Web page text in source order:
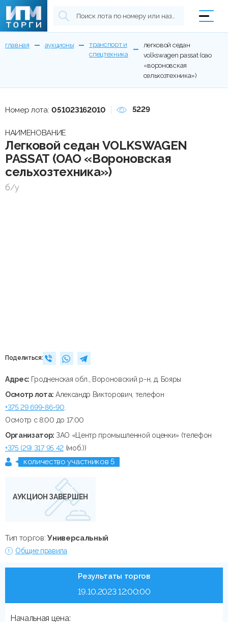
главная аукционы
транспорт и
спецтехника
легковой седан
volkswagen passat (оао
«вороновская
сельхозтехника»)
Поделиться:
Номер лота: 051023162010 5229
НАИМЕНОВАНИЕ
Легковой седан VOLKSWAGEN
PASSAT (ОАО «Вороновская
сельхозтехника»)
б/у
Адрес: Гродненская обл., Вороновский р-н, д. Бояры
Осмотр лота: Александр Викторович, телефон
+375 29 699-86-90
Осмотр с 8:00 до 17:00
Организатор: ЗАО «Центр промышленной оценки» (телефон
+375 (29) 317 95 42(моб.))
количество участников 5
АУКЦИОН ЗАВЕРШЕН
Тип торгов:Универсальный
Общие правила
Результаты торгов
19.10.2023 12:00:00
Начальная цена: